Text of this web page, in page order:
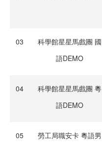
03
科學館星星馬戲團 國
語DEMO
04
科學館星星馬戲團 粵
語DEMO
05 勞工局職安卡 粵語男